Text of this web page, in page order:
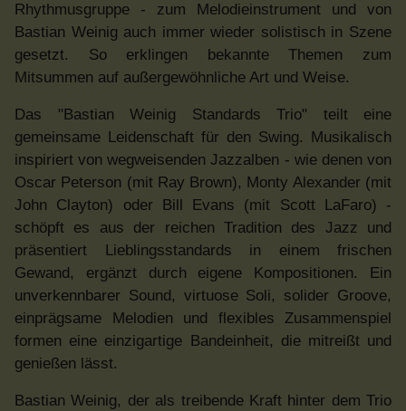
Rhythmusgruppe - zum Melodieinstrument und von
Bastian Weinig auch immer wieder solistisch in Szene
gesetzt. So erklingen bekannte Themen zum
Mitsummen auf außergewöhnliche Art und Weise.
Das "Bastian Weinig Standards Trio" teilt eine
gemeinsame Leidenschaft für den Swing. Musikalisch
inspiriert von wegweisenden Jazzalben - wie denen von
Oscar Peterson (mit Ray Brown), Monty Alexander (mit
John Clayton) oder Bill Evans (mit Scott LaFaro) -
schöpft es aus der reichen Tradition des Jazz und
präsentiert Lieblingsstandards in einem frischen
Gewand, ergänzt durch eigene Kompositionen. Ein
unverkennbarer Sound, virtuose Soli, solider Groove,
einprägsame Melodien und flexibles Zusammenspiel
formen eine einzigartige Bandeinheit, die mitreißt und
genießen lässt.
Bastian Weinig, der als treibende Kraft hinter dem Trio